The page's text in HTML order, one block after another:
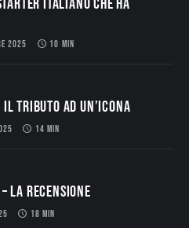
2025 10 MIN
Il Tributo ad un’Icona
14 MIN
– La Recensione
18 MIN